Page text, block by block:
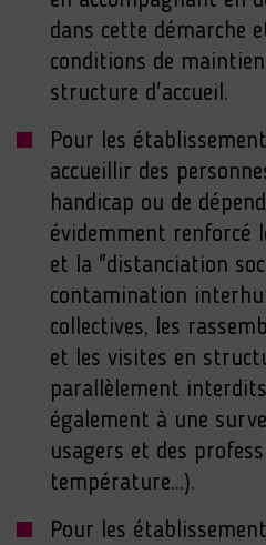
dans cette démarche
conditions de
structure d'accueil.
Pour les
accueillir des
handicap ou de
évidemment renforcé
et la "distanciation
contamination
collectives, les
et les visites en
parallèlement
également à une
usagers et des
température...).
Pour les